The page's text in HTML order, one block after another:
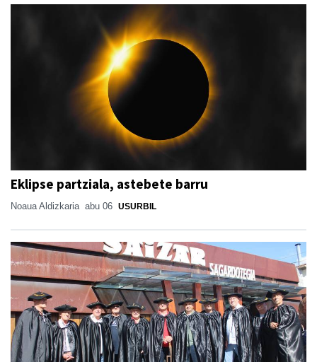
Eklipse partziala, astebete barru
Noaua Aldizkaria abu 06 USURBIL